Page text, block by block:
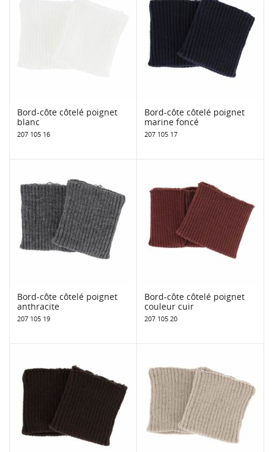
Bord-côte côtelé poignet
blanc
207 105 16
Bord-côte côtelé poignet
marine foncé
207 105 17
Bord-côte côtelé poignet
anthracite
207 105 19
Bord-côte côtelé poignet
couleur cuir
207 105 20